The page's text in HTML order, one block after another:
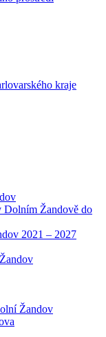
kraje
Dolním Žandově do
2021 – 2027
Žandov